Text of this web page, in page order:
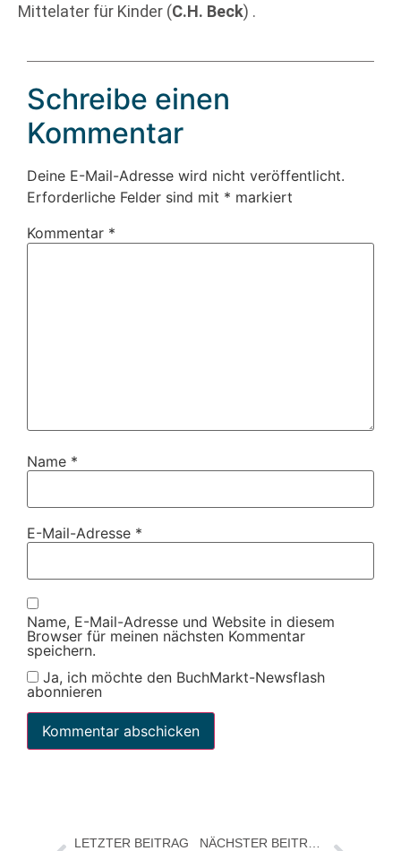
Mittelater für Kinder (C.H. Beck) .
Schreibe einen
Kommentar
Deine E-Mail-Adresse wird nicht veröffentlicht.
Erforderliche Felder sind mit * markiert
Kommentar *
Name *
E-Mail-Adresse *
Name, E-Mail-Adresse und Website in diesem
Browser für meinen nächsten Kommentar
speichern.
Ja, ich möchte den BuchMarkt-Newsflash
abonnieren
LETZTER BEITRAG